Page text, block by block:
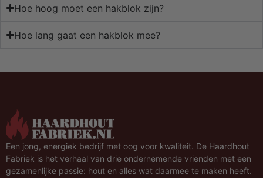
Hoe hoog moet een hakblok zijn?
Hoe lang gaat een hakblok mee?
Een jong, energiek bedrijf met oog voor kwaliteit. De Haardhout
Fabriek is het verhaal van drie ondernemende vrienden met een
gezamenlijke passie: hout en alles wat daarmee te maken heeft.